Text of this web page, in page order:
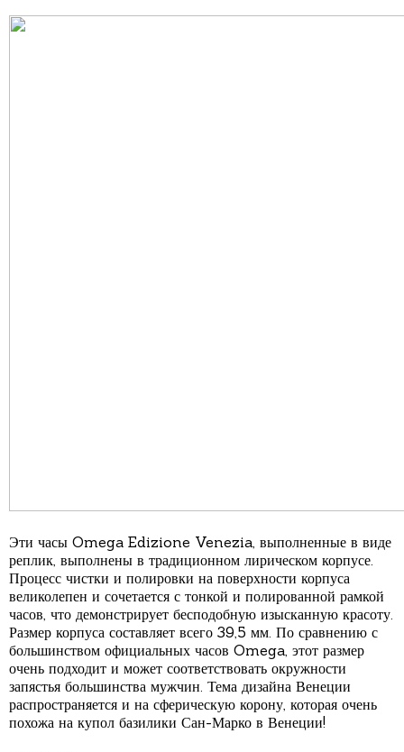
Эти часы Omega Edizione Venezia, выполненные в виде
реплик, выполнены в традиционном лирическом корпусе.
Процесс чистки и полировки на поверхности корпуса
великолепен и сочетается с тонкой и полированной рамкой
часов, что демонстрирует бесподобную изысканную красоту.
Размер корпуса составляет всего 39,5 мм. По сравнению с
большинством официальных часов Omega, этот размер
очень подходит и может соответствовать окружности
запястья большинства мужчин. Тема дизайна Венеции
распространяется и на сферическую корону, которая очень
похожа на купол базилики Сан-Марко в Венеции!